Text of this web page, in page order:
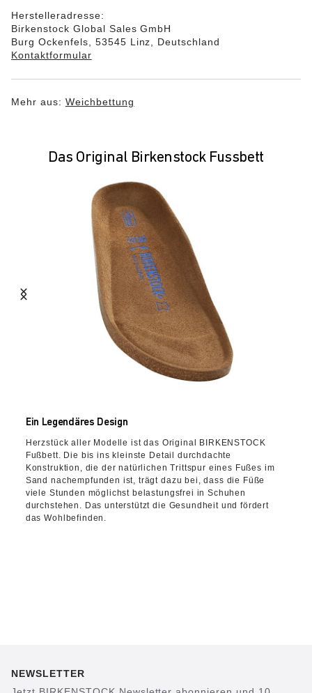
Herstelleradresse:
Birkenstock Global Sales GmbH
Burg Ockenfels, 53545 Linz, Deutschland
Kontaktformular
Mehr aus: Weichbettung
Das Original Birkenstock Fussbett
Ein Legendäres Design
Herzstück aller Modelle ist das Original BIRKENSTOCK
Fußbett. Die bis ins kleinste Detail durchdachte
Konstruktion, die der natürlichen Trittspur eines Fußes im
Sand nachempfunden ist, trägt dazu bei, dass die Füße
viele Stunden möglichst belastungsfrei in Schuhen
durchstehen. Das unterstützt die Gesundheit und fördert
das Wohlbefinden.
NEWSLETTER